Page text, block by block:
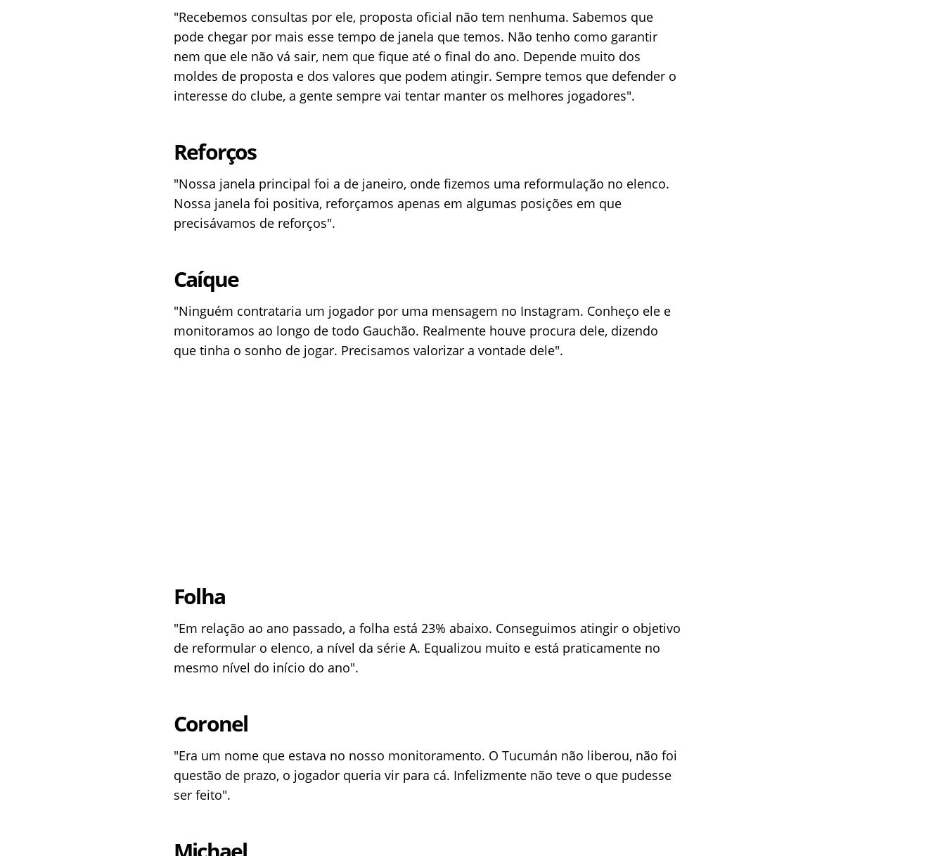
"Recebemos consultas por ele, proposta oficial não tem nenhuma. Sabemos que
pode chegar por mais esse tempo de janela que temos. Não tenho como garantir
nem que ele não vá sair, nem que fique até o final do ano. Depende muito dos
moldes de proposta e dos valores que podem atingir. Sempre temos que defender o
interesse do clube, a gente sempre vai tentar manter os melhores jogadores".
Reforços
"Nossa janela principal foi a de janeiro, onde fizemos uma reformulação no elenco.
Nossa janela foi positiva, reforçamos apenas em algumas posições em que
precisávamos de reforços".
Caíque
"Ninguém contrataria um jogador por uma mensagem no Instagram. Conheço ele e
monitoramos ao longo de todo Gauchão. Realmente houve procura dele, dizendo
que tinha o sonho de jogar. Precisamos valorizar a vontade dele".
Folha
"Em relação ao ano passado, a folha está 23% abaixo. Conseguimos atingir o objetivo
de reformular o elenco, a nível da série A. Equalizou muito e está praticamente no
mesmo nível do início do ano".
Coronel
"Era um nome que estava no nosso monitoramento. O Tucumán não liberou, não foi
questão de prazo, o jogador queria vir para cá. Infelizmente não teve o que pudesse
ser feito".